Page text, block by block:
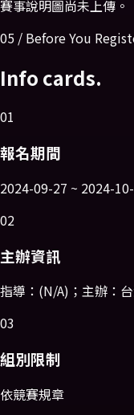
賽事說明圖尚未上傳。
05 / Before You
Info cards.
01
報名期間
2024-09-27 ~ 2024-
02
主辦資訊
指導：(N/A)；主辦：
03
組別限制
依競賽規章